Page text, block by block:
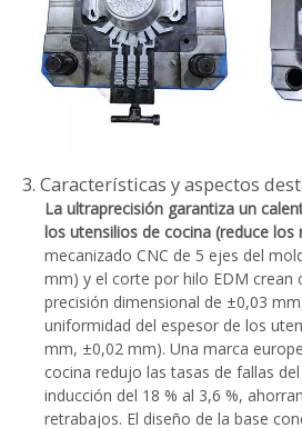
3. Características y aspectos
La ultraprecisión garantiza un
los utensilios de cocina (reduce los
mecanizado CNC de 5 ejes del
mm) y el corte por hilo EDM crean
precisión dimensional de ±0,03
uniformidad del espesor de los
mm, ±0,02 mm). Una marca
cocina redujo las tasas de fallas
inducción del 18 % al 3,6 %,
retrabajos. El diseño de la base